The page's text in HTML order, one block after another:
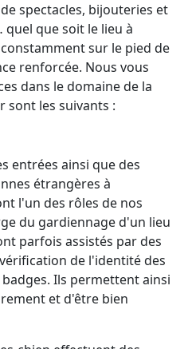
spectacles, bijouteries et
que soit le lieu à
sur le pied de
renforcée. Nous vous
dans le domaine de la
sont les suivants :
entrées ainsi que des
étrangères à
l'un des rôles de nos
du gardiennage d'un lieu
parfois assistés par des
de l'identité des
Ils permettent ainsi
et d'être bien